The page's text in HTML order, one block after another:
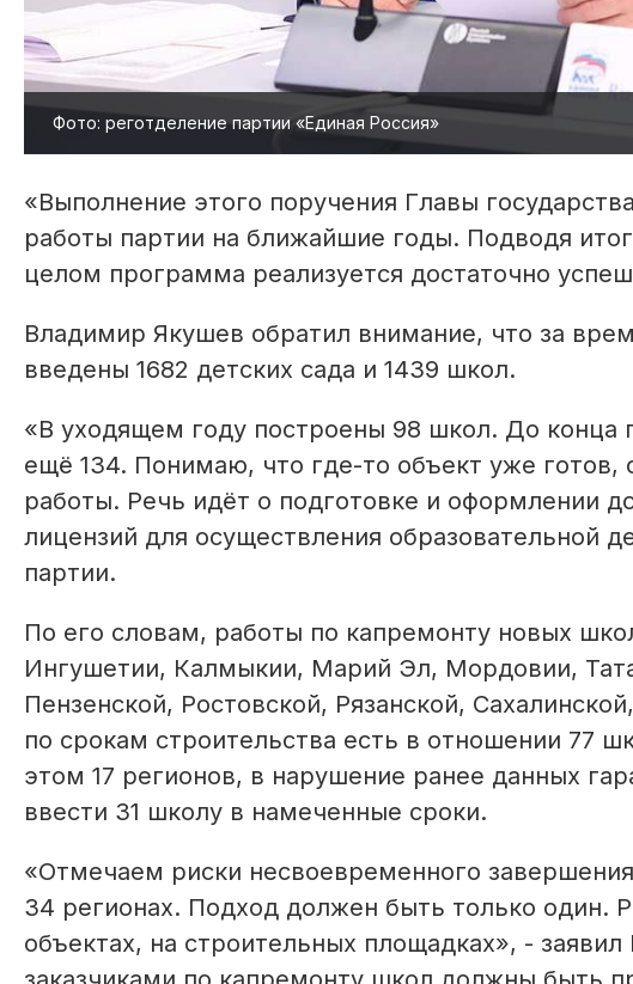
Фото: реготделение партии «Единая Россия»
«Выполнение этого поручения Главы
работы партии на ближайшие годы. Подводя
целом программа реализуется достаточно
Владимир Якушев обратил внимание, что за
введены 1682 детских сада и 1439 школ.
«В уходящем году построены 98 школ. До конца
ещё 134. Понимаю, что где-то объект уже
работы. Речь идёт о подготовке и оформлении
лицензий для осуществления образовательной
партии.
По его словам, работы по капремонту новых
Ингушетии, Калмыкии, Марий Эл, Мордовии,
Пензенской, Ростовской, Рязанской,
по срокам строительства есть в отношении 77
этом 17 регионов, в нарушение ранее данных
ввести 31 школу в намеченные сроки.
«Отмечаем риски несвоевременного
34 регионах. Подход должен быть только один.
объектах, на строительных площадках», -